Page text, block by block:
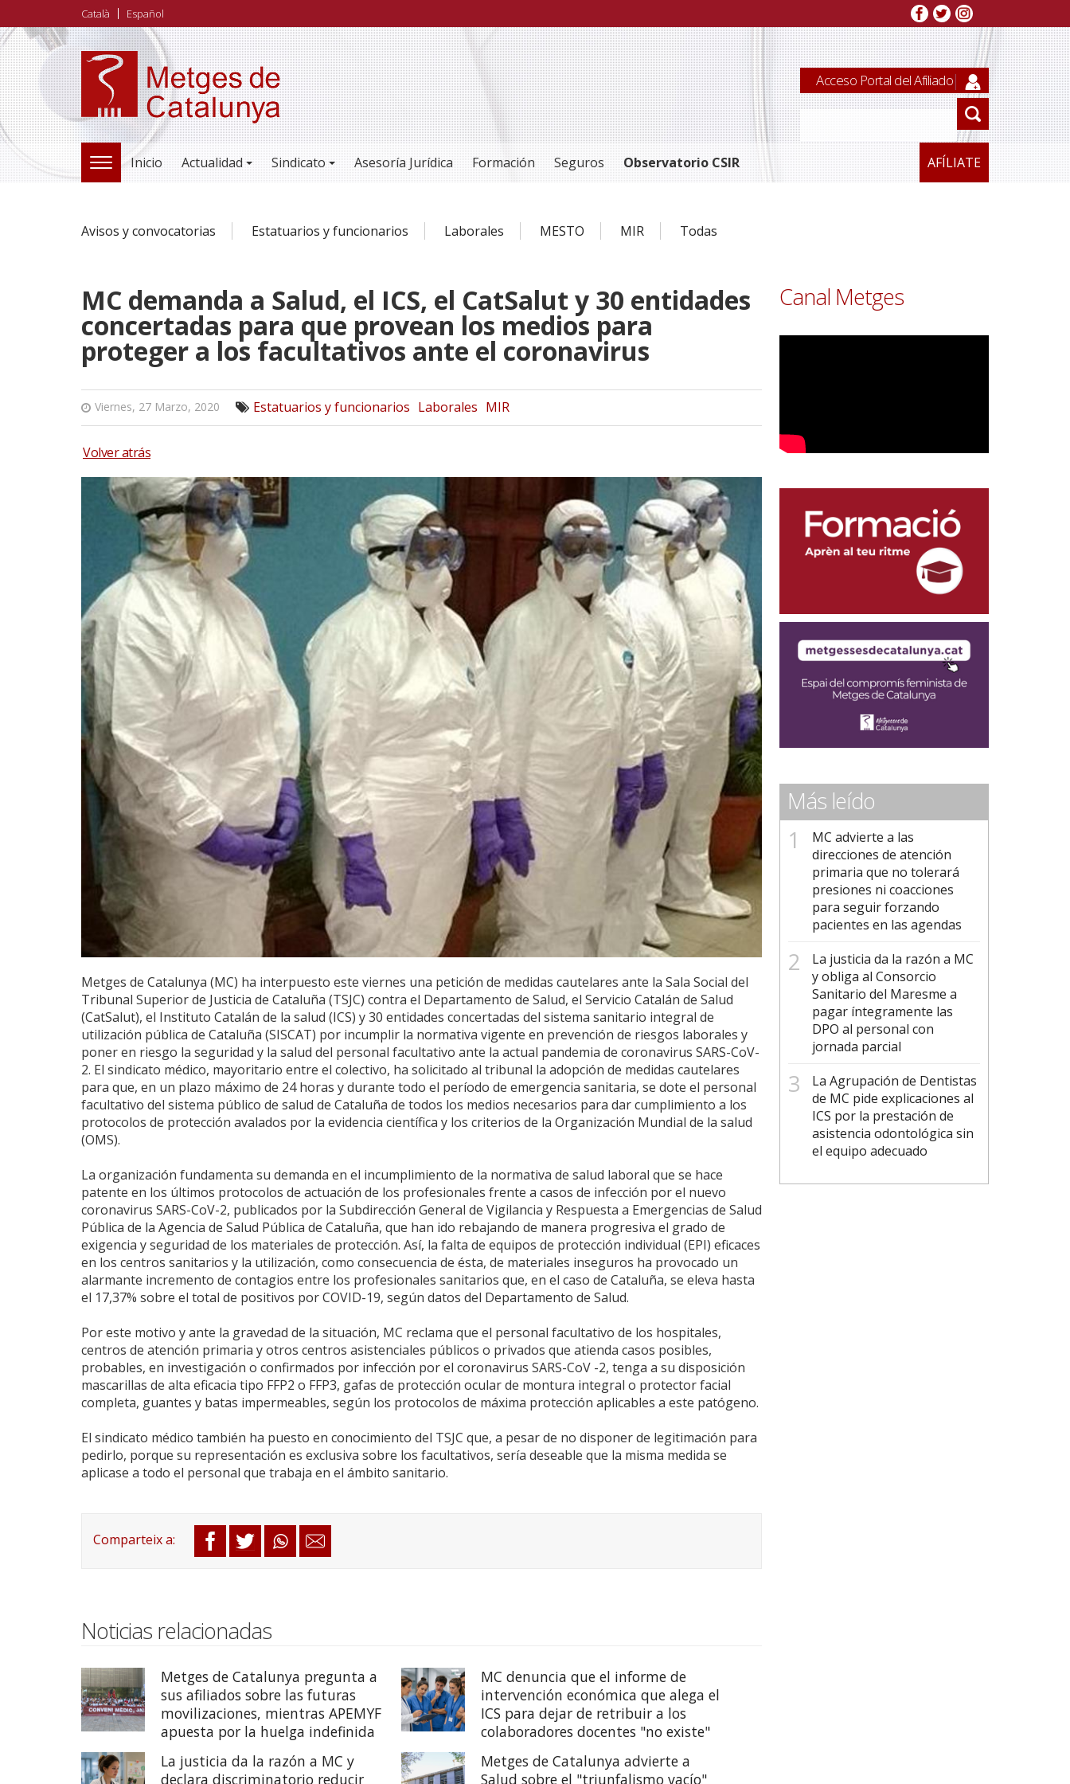
al
contenido
principal
Català Español
TOGGLE
NAVIGATION
Inicio Actualidad Sindicato Asesoría Jurídica Formación Seguros Observatorio CSIR AFÍLIATE
Acceso Portal del Afiliado
Avisos y convocatorias Estatuarios y funcionarios Laborales MESTO MIR Todas
MC demanda a Salud, el ICS, el CatSalut y 30 entidades
concertadas para que provean los medios para
proteger a los facultativos ante el coronavirus
Viernes, 27 Marzo, 2020 Estatuarios y funcionarios Laborales MIR
Metges de Catalunya (MC) ha interpuesto este viernes una petición de medidas cautelares ante la Sala Social del
Tribunal Superior de Justicia de Cataluña (TSJC) contra el Departamento de Salud, el Servicio Catalán de Salud
(CatSalut), el Instituto Catalán de la salud (ICS) y 30 entidades concertadas del sistema sanitario integral de
utilización pública de Cataluña (SISCAT) por incumplir la normativa vigente en prevención de riesgos laborales y
poner en riesgo la seguridad y la salud del personal facultativo ante la actual pandemia de coronavirus SARS-CoV-
2. El sindicato médico, mayoritario entre el colectivo, ha solicitado al tribunal la adopción de medidas cautelares
para que, en un plazo máximo de 24 horas y durante todo el período de emergencia sanitaria, se dote el personal
facultativo del sistema público de salud de Cataluña de todos los medios necesarios para dar cumplimiento a los
protocolos de protección avalados por la evidencia científica y los criterios de la Organización Mundial de la salud
(OMS).
La organización fundamenta su demanda en el incumplimiento de la normativa de salud laboral que se hace
patente en los últimos protocolos de actuación de los profesionales frente a casos de infección por el nuevo
coronavirus SARS-CoV-2, publicados por la Subdirección General de Vigilancia y Respuesta a Emergencias de Salud
Pública de la Agencia de Salud Pública de Cataluña, que han ido rebajando de manera progresiva el grado de
exigencia y seguridad de los materiales de protección. Así, la falta de equipos de protección individual (EPI) eficaces
en los centros sanitarios y la utilización, como consecuencia de ésta, de materiales inseguros ha provocado un
alarmante incremento de contagios entre los profesionales sanitarios que, en el caso de Cataluña, se eleva hasta
el 17,37% sobre el total de positivos por COVID-19, según datos del Departamento de Salud.
Por este motivo y ante la gravedad de la situación, MC reclama que el personal facultativo de los hospitales,
centros de atención primaria y otros centros asistenciales públicos o privados que atienda casos posibles,
probables, en investigación o confirmados por infección por el coronavirus SARS-CoV -2, tenga a su disposición
mascarillas de alta eficacia tipo FFP2 o FFP3, gafas de protección ocular de montura integral o protector facial
completa, guantes y batas impermeables, según los protocolos de máxima protección aplicables a este patógeno.
El sindicato médico también ha puesto en conocimiento del TSJC que, a pesar de no disponer de legitimación para
pedirlo, porque su representación es exclusiva sobre los facultativos, sería deseable que la misma medida se
aplicase a todo el personal que trabaja en el ámbito sanitario.
Noticias relacionadas
Metges de Catalunya pregunta a
sus afiliados sobre las futuras
movilizaciones, mientras APEMYF
apuesta por la huelga indefinida
MC denuncia que el informe de
intervención económica que alega el
ICS para dejar de retribuir a los
colaboradores docentes "no existe"
La justicia da la razón a MC y
declara discriminatorio reducir
Metges de Catalunya advierte a
Salud sobre el "triunfalismo vacío"
Canal Metges
Más leído
MC advierte a las
direcciones de atención
primaria que no tolerará
presiones ni coacciones
para seguir forzando
pacientes en las agendas
La justicia da la razón a MC
y obliga al Consorcio
Sanitario del Maresme a
pagar íntegramente las
DPO al personal con
jornada parcial
La Agrupación de Dentistas
de MC pide explicaciones al
ICS por la prestación de
asistencia odontológica sin
el equipo adecuado